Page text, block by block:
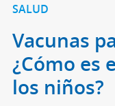
SALUD
Vacunas
¿Cómo es
los niños?